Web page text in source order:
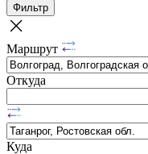
Фильтр
Маршрут
Откуда
Куда